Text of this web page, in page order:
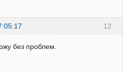
12
без проблем.